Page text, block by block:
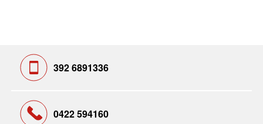
392 6891336
0422 594160